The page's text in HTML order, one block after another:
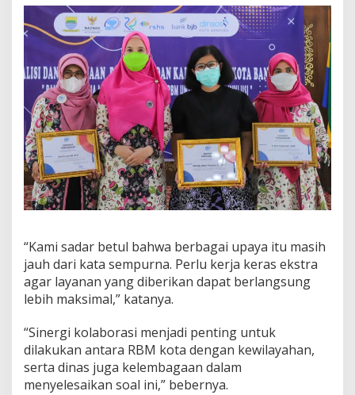
s
i
a
i
s
a
s
“Kami sadar betul bahwa berbagai upaya itu masih
jauh dari kata sempurna. Perlu kerja keras ekstra
agar layanan yang diberikan dapat berlangsung
lebih maksimal,” katanya.
“Sinergi kolaborasi menjadi penting untuk
dilakukan antara RBM kota dengan kewilayahan,
serta dinas juga kelembagaan dalam
menyelesaikan soal ini,” bebernya.